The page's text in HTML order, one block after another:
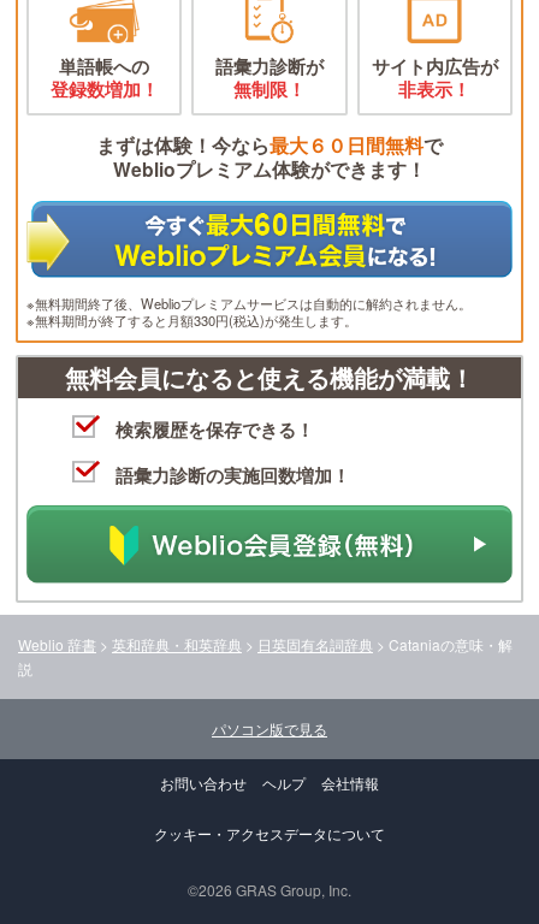
単語帳への
登録数増加！
語彙力診断が
無制限！
サイト内広告が
非表示！
まずは体験！今なら最大６０日間無料で
Weblioプレミアム体験ができます！
※無料期間終了後、Weblioプレミアムサービスは自動的に解約されません。
※無料期間が終了すると月額330円(税込)が発生します。
無料会員になると使える機能が満載！
検索履歴を保存できる！
語彙力診断の実施回数増加！
Weblio 辞書 > 英和辞典・和英辞典 > 日英固有名詞辞典 > Cataniaの意味・解
説
パソコン版で見る
お問い合わせ ヘルプ 会社情報
クッキー・アクセスデータについて
©2026 GRAS Group, Inc.